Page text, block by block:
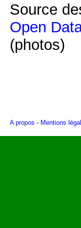
Source
Open
(photos)
A propos - Mentions